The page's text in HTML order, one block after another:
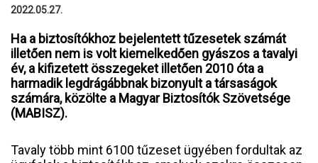
2022.05.27.
Ha a biztosítókhoz bejelentett tűzesetek számát
illetően nem is volt kiemelkedően gyászos a tavalyi
év, a kifizetett összegeket illetően 2010 óta a
harmadik legdrágábbnak bizonyult a társaságok
számára, közölte a Magyar Biztosítók Szövetsége
(MABISZ).
Tavaly több mint 6100 tűzeset ügyében fordultak az